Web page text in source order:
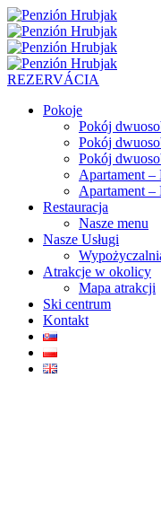
REZERVÁCIA
Pokoje
Pokój
Pokój
Pokój
Apartament –
Apartament –
Restauracja
Nasze menu
Nasze Usługi
Atrakcje w okolicy
Mapa atrakcji
Ski centrum
Kontakt